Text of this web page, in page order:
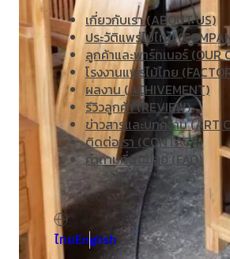
เกี่ยวกับเรา (ABOUT US)
ประวัติแพร่ไม้ไทย
ลูกค้าและพาร์ทเนอร์ (OUR
โรงงานแพร่ไม้ไทย
ผลงาน (ACHIVEMENT)
รีวิวลูกค้า (REVIEW)
ข่าวสารและบทความ
ติดต่อเรา (CONTACT)
คำถามที่พบบ่อย (FAQ)
English
ไทย